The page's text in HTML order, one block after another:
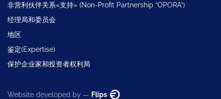
非营利伙伴关系«支持» (Non-Profit Partnership “OPORA”)
经理局和委员会
地区
鉴定(Expertise)
保护企业家和投资者权利局
Website developed by — Flips